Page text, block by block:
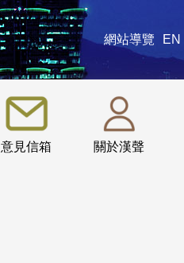
網站導覽 EN
意見信箱 關於漢聲
:::